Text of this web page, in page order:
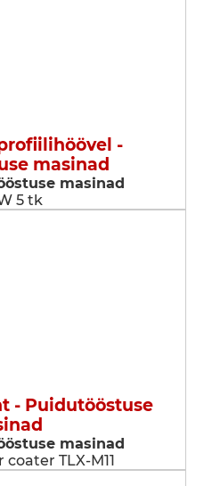
-
masinad
masinad
5 tk
- Puidutööstuse
masinad
TLX-M11